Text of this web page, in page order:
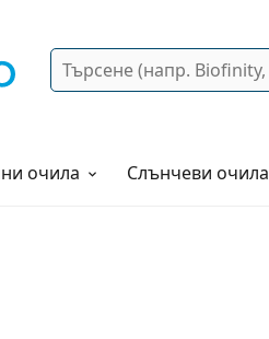
Търсене
очила Слънчеви очила